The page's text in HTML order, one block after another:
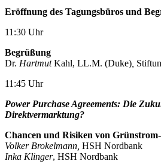
Eröffnung des Tagungsbüros und
11:30 Uhr
Begrüßung
Dr. HartmutKahl, LL.M. (Duke)
11:45 Uhr
Power Purchase Agreements: Die
Direktvermarktung?
Chancen und Risiken von
Volker Brokelmann, HSH Nordbank
Inka Klinger, HSH Nordbank